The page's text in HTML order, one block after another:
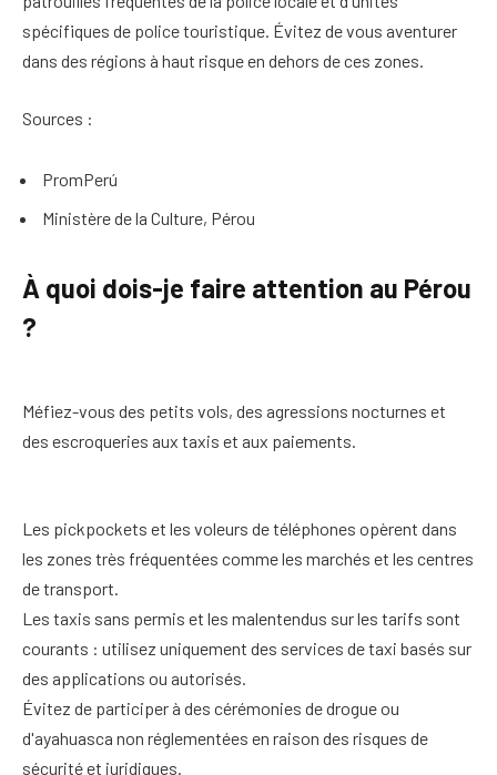
spécifiques de police touristique. Évitez de vous aventurer
dans des régions à haut risque en dehors de ces zones.
Sources :
PromPerú
Ministère de la Culture, Pérou
À quoi dois-je faire attention au Pérou
?
Méfiez-vous des petits vols, des agressions nocturnes et
des escroqueries aux taxis et aux paiements.
Les pickpockets et les voleurs de téléphones opèrent dans
les zones très fréquentées comme les marchés et les centres
de transport.
Les taxis sans permis et les malentendus sur les tarifs sont
courants : utilisez uniquement des services de taxi basés sur
des applications ou autorisés.
Évitez de participer à des cérémonies de drogue ou
d'ayahuasca non réglementées en raison des risques de
sécurité et juridiques.